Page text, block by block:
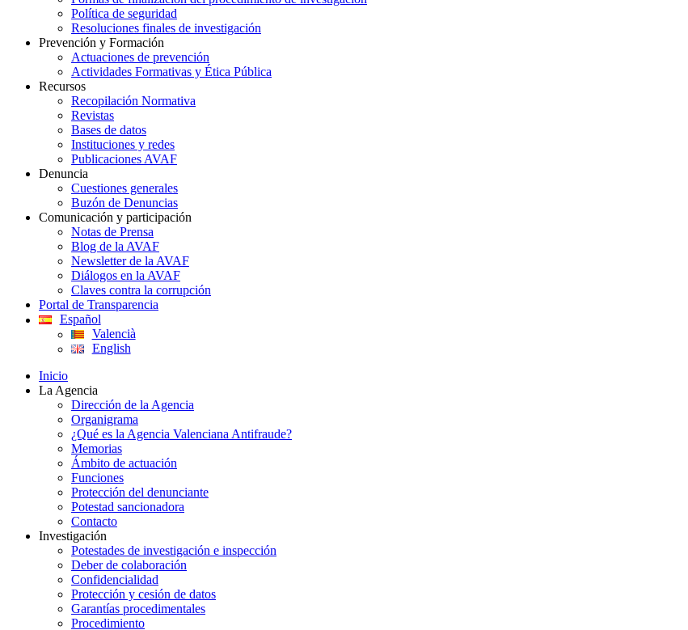
Política de seguridad
Resoluciones finales de investigación
Prevención y Formación
Actuaciones de prevención
Actividades Formativas y Ética Pública
Recursos
Recopilación Normativa
Revistas
Bases de datos
Instituciones y redes
Publicaciones AVAF
Denuncia
Cuestiones generales
Buzón de Denuncias
Comunicación y participación
Notas de Prensa
Blog de la AVAF
Newsletter de la AVAF
Diálogos en la AVAF
Claves contra la corrupción
Portal de Transparencia
Español
Valencià
English
Inicio
La Agencia
Dirección de la Agencia
Organigrama
¿Qué es la Agencia Valenciana Antifraude?
Memorias
Ámbito de actuación
Funciones
Protección del denunciante
Potestad sancionadora
Contacto
Investigación
Potestades de investigación e inspección
Deber de colaboración
Confidencialidad
Protección y cesión de datos
Garantías procedimentales
Procedimiento